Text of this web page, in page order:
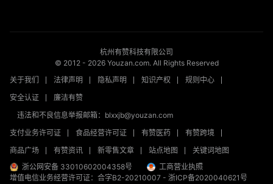
杭州有赞科技有限公司
© 2012 - 2026Youzan.com. All Rights Reserved
关于我们
法律声明 隐私声明 知识产权
规则中心
安全认证
廉洁有赞
违法和不良信息举报邮箱：blxxjb@youzan.com
支付业务许可证
食品经营许可证 有赞医药
有赞跨境
商品广场
有赞资讯 新零售文章 站点地图
关键词地图
浙公网安备 33010602004358号
工商营业执照
增值电信业务经营许可证：合字B2-20210007 - 浙ICP备2020040621号